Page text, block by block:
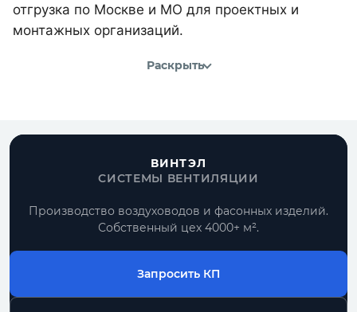
отгрузка по Москве и МО для проектных и
монтажных организаций.
Раскрыть
ВИНТЭЛ
СИСТЕМЫ ВЕНТИЛЯЦИИ
Производство воздуховодов и фасонных изделий.
Собственный цех 4000+ м².
Запросить КП